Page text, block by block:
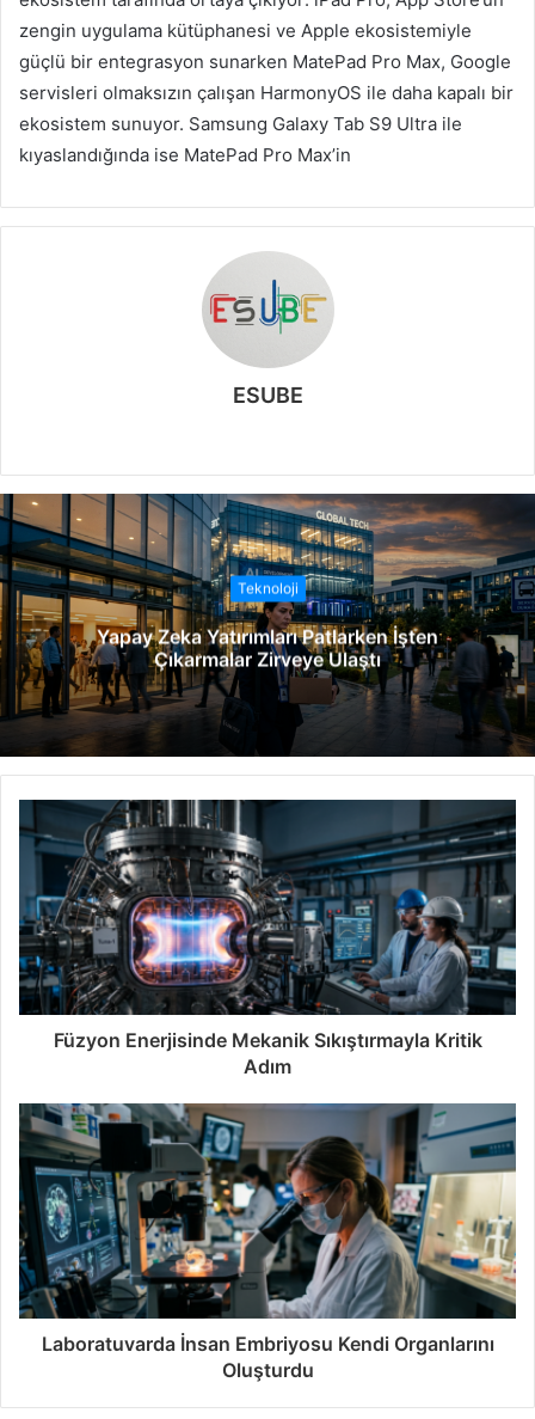
zengin uygulama kütüphanesi ve Apple ekosistemiyle
güçlü bir entegrasyon sunarken MatePad Pro Max, Google
servisleri olmaksızın çalışan HarmonyOS ile daha kapalı bir
ekosistem sunuyor. Samsung Galaxy Tab S9 Ultra ile
kıyaslandığında ise MatePad Pro Max’in
ESUBE
b
s
i
t
e
s
i
Teknoloji
Yapay Zeka Yatırımları Patlarken İşten
Çıkarmalar Zirveye Ulaştı
Füzyon Enerjisinde Mekanik Sıkıştırmayla Kritik
Adım
Laboratuvarda İnsan Embriyosu Kendi Organlarını
Oluşturdu